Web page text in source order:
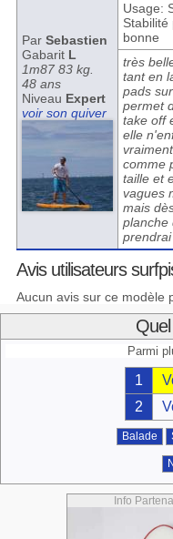
Par Sebastien
Gabarit L
1m87 83 kg.
48 ans
Niveau Expert
voir son quiver
Usage:
Stabilité
bonne
très
tant en
pads
permet
take off
elle
comme
taille et
vagues
mais
planche
prendrai
Avis utilisateurs
Aucun avis sur ce modèle
Parmi
1
2
Balade
Info